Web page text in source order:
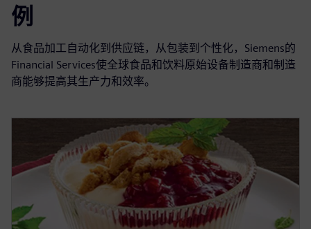
例
从食品加工自动化到供应链，从包装到个性化，Siemens的
Financial Services使全球食品和饮料原始设备制造商和制造
商能够提高其生产力和效率。